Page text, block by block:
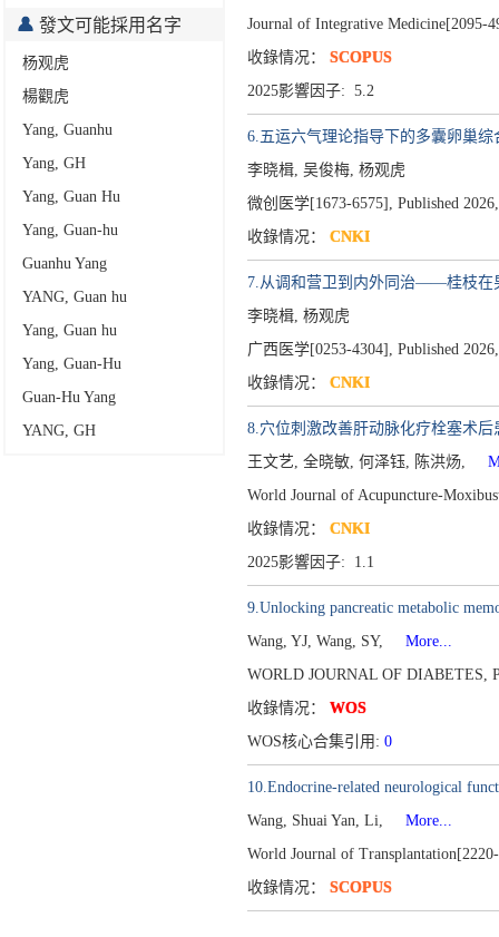
發文可能採用名字
杨观虎
楊觀虎
Yang, Guanhu
Yang, GH
Yang, Guan Hu
Yang, Guan-hu
Guanhu Yang
YANG, Guan hu
Yang, Guan hu
Yang, Guan-Hu
Guan-Hu Yang
YANG, GH
Journal of Integrative Medicine[2095-
收錄情况： SCOPUS
2025影響因子: 5.2
6.五运六气理论指导下的多囊卵巢
李晓楫, 吴俊梅, 杨观虎
微创医学[1673-6575], Published 2026,
收錄情况： CNKI
7.从调和营卫到内外同治——桂枝在
李晓楫, 杨观虎
广西医学[0253-4304], Published 2026,
收錄情况： CNKI
8.穴位刺激改善肝动脉化疗栓塞术
王文艺, 全晓敏, 何泽钰, 陈洪炀,
World Journal of Acupuncture-
收錄情况： CNKI
2025影響因子: 1.1
9.Unlocking pancreatic metabolic
Wang, YJ, Wang, SY,
More...
WORLD JOURNAL OF DIABETES,
收錄情况： WOS
WOS核心合集引用: 0
10.Endocrine-related neurological
Wang, Shuai Yan, Li,
More...
World Journal of
收錄情况： SCOPUS